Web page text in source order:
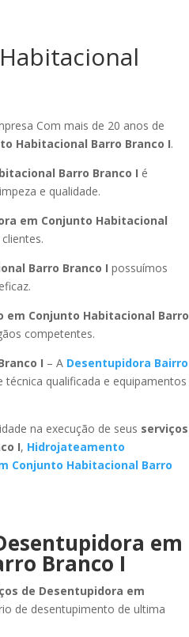
Com mais de 20 anos de
Habitacional Barro Branco I.
Barro Branco I é
e qualidade.
em Conjunto Habitacional
Barro Branco I possuímos
em Conjunto Habitacional Barro
competentes.
I – A Desentupidora Bairro
técnica qualificada e equipamentos
na execução de seus serviços
I, Hidrojateamento
Conjunto Habitacional Barro
em
Branco I
de Desentupidora em
de desentupimento de ultima